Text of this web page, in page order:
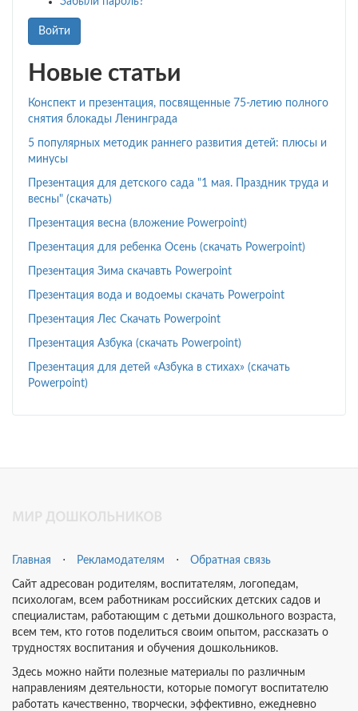
Войти
Новые статьи
Конспект и презентация, посвященные 75-летию полного
снятия блокады Ленинграда
5 популярных методик раннего развития детей: плюсы и
минусы
Презентация для детского сада "1 мая. Праздник труда и
весны" (скачать)
Презентация весна (вложение Powerpoint)
Презентация для ребенка Осень (скачать Powerpoint)
Презентация Зима скачавть Powerpoint
Презентация вода и водоемы скачать Powerpoint
Презентация Лес Скачать Powerpoint
Презентация Азбука (скачать Powerpoint)
Презентация для детей «Азбука в стихах» (скачать
Powerpoint)
Главная ⋅ Рекламодателям ⋅ Обратная связь
Сайт адресован родителям, воспитателям, логопедам,
психологам, всем работникам российских детских садов и
специалистам, работающим с детьми дошкольного возраста,
всем тем, кто готов поделиться своим опытом, рассказать о
трудностях воспитания и обучения дошкольников.
Здесь можно найти полезные материалы по различным
направлениям деятельности, которые помогут воспитателю
работать качественно, творчески, эффективно, ежедневно